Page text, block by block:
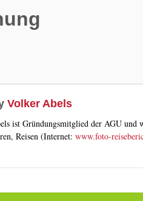
Volker Abels
ist Gründungsmitglied der AGU und
Reisen (Internet: www.foto-